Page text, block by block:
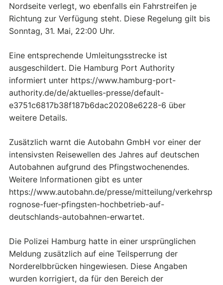
Nordseite verlegt, wo ebenfalls ein Fahrstreifen je
Richtung zur Verfügung steht. Diese Regelung gilt bis
Sonntag, 31. Mai, 22:00 Uhr.
Eine entsprechende Umleitungsstrecke ist
ausgeschildert. Die Hamburg Port Authority
informiert unter https://www.hamburg-port-
authority.de/de/aktuelles-presse/default-
e3751c6817b38f187b6dac20208e6228-6 über
weitere Details.
Zusätzlich warnt die Autobahn GmbH vor einer der
intensivsten Reisewellen des Jahres auf deutschen
Autobahnen aufgrund des Pfingstwochenendes.
Weitere Informationen gibt es unter
https://www.autobahn.de/presse/mitteilung/verkehrsp
rognose-fuer-pfingsten-hochbetrieb-auf-
deutschlands-autobahnen-erwartet.
Die Polizei Hamburg hatte in einer ursprünglichen
Meldung zusätzlich auf eine Teilsperrung der
Norderelbbrücken hingewiesen. Diese Angaben
wurden korrigiert, da für den Bereich der